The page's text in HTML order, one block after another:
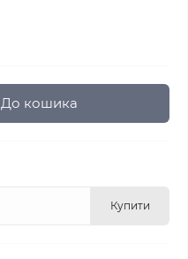
До кошика
Купити